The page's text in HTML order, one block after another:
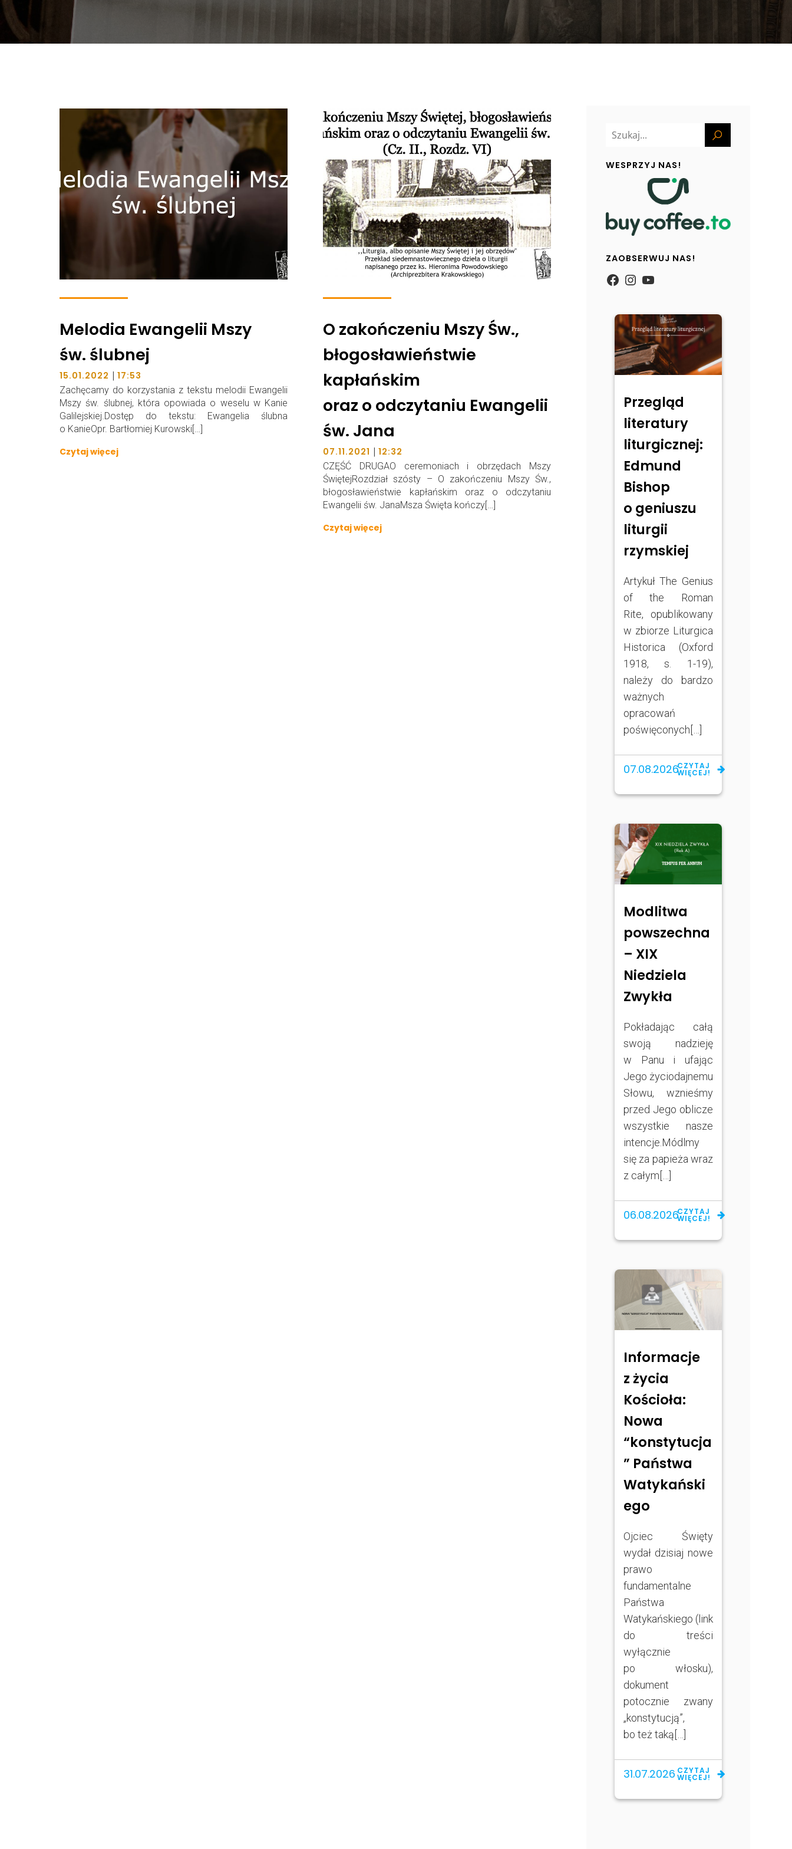
Melodia Ewangelii Mszy
św. ślubnej
15.01.2022 | 17:53
Zachęcamy do korzystania z tekstu melodii Ewangelii
Mszy św. ślubnej, która opowiada o weselu w Kanie
Galilejskiej.Dostęp do tekstu: Ewangelia ślubna
o KanieOpr. Bartłomiej Kurowski[…]
Czytaj więcej
O zakończeniu Mszy Św.,
błogosławieństwie
kapłańskim
oraz o odczytaniu Ewangelii
św. Jana
07.11.2021 | 12:32
CZĘŚĆ DRUGAO ceremoniach i obrzędach Mszy
ŚwiętejRozdział szósty – O zakończeniu Mszy Św.,
błogosławieństwie kapłańskim oraz o odczytaniu
Ewangelii św. JanaMsza Święta kończy[…]
Czytaj więcej
WESPRZYJ NAS!
ZAOBSERWUJ NAS!
https://
Instagram
YouTube
Przegląd
literatury
liturgicznej:
Edmund
Bishop
o geniuszu
liturgii
rzymskiej
Artykuł The Genius
of the Roman
Rite, opublikowany
w zbiorze Liturgica
Historica (Oxford
1918, s. 1-19),
należy do bardzo
ważnych
opracowań
poświęconych[…]
07.08.2026CZYTAJ
WIĘCEJ!
Modlitwa
powszechna
– XIX
Niedziela
Zwykła
Pokładając całą
swoją nadzieję
w Panu i ufając
Jego życiodajnemu
Słowu, wznieśmy
przed Jego oblicze
wszystkie nasze
intencje.Módlmy
się za papieża wraz
z całym[…]
06.08.2026CZYTAJ
WIĘCEJ!
Informacje
z życia
Kościoła:
Nowa
“konstytucja
” Państwa
Watykański
ego
Ojciec Święty
wydał dzisiaj nowe
prawo
fundamentalne
Państwa
Watykańskiego (link
do treści
wyłącznie
po włosku),
dokument
potocznie zwany
„konstytucją”,
bo też taką[…]
31.07.2026 CZYTAJ
WIĘCEJ!